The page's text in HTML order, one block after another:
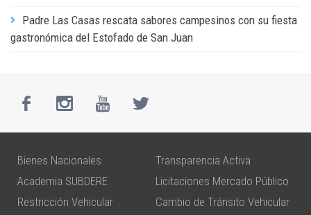
Padre Las Casas rescata sabores campesinos con su fiesta
gastronómica del Estofado de San Juan
Bienes Nacionales
Academia SUBDERE
Restricción Vehicular
Transparencia Activa
Licitaciones Mercado Público
Cambio de Tránsito Vehicular